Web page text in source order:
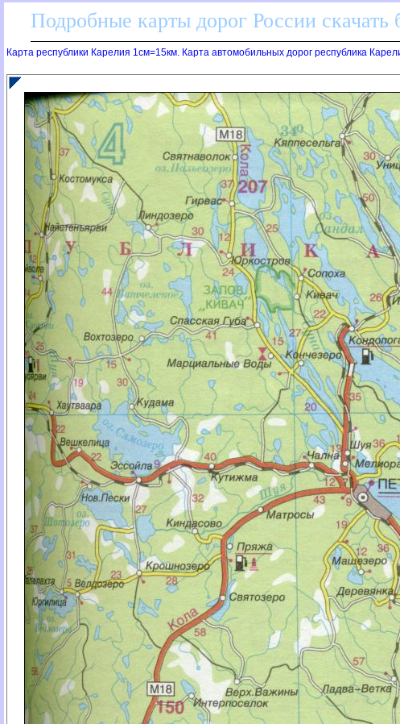
Подробные карты дорог России
Карта республики Карелия 1см=15км. Карта автомобильных дорог республика